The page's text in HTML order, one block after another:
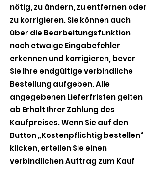
nötig, zu ändern, zu entfernen oder
zu korrigieren. Sie können auch
über die Bearbeitungsfunktion
noch etwaige Eingabefehler
erkennen und korrigieren, bevor
Sie Ihre endgültige verbindliche
Bestellung aufgeben. Alle
angegebenen Lieferfristen gelten
ab Erhalt Ihrer Zahlung des
Kaufpreises. Wenn Sie auf den
Button „Kostenpflichtig bestellen“
klicken, erteilen Sie einen
verbindlichen Auftrag zum Kauf